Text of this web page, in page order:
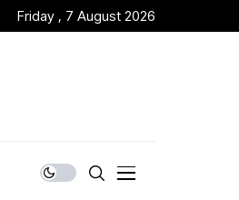
Friday , 7 August 2026